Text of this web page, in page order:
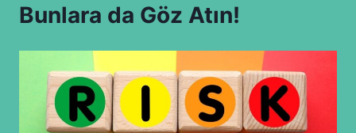
Bunlara da Göz Atın!